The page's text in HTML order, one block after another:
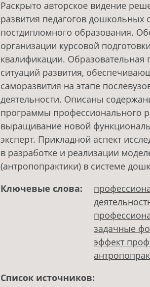
Раскрыто авторское видение
развития педагогов дошкольных
постдипломного образования.
организации курсовой
квалификации. Образовательная
ситуаций развития,
саморазвития на этапе
деятельности. Описаны
программы профессионального
выращивание новой
эксперт. Прикладной аспект
в разработке и реализации
(антропопрактики) в системе
Ключевые слова:
задачные
эффект
Список источников: